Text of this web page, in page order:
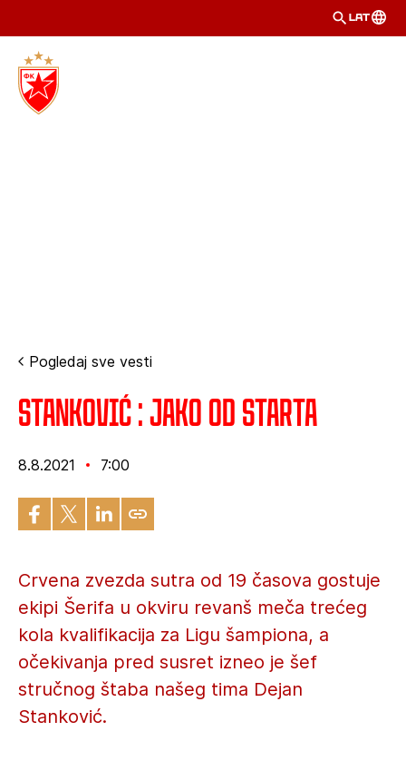
LAT
Pogledaj sve vesti
Stanković : Jako od starta
8.8.2021 7:00
Crvena zvezda sutra od 19 časova gostuje
ekipi Šerifa u okviru revanš meča trećeg
kola kvalifikacija za Ligu šampiona, a
očekivanja pred susret izneo je šef
stručnog štaba našeg tima Dejan
Stanković.